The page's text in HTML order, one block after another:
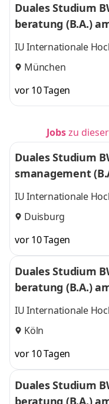
Duales Studium
beratung (B.A.)
IU Internationale
München
vor 10 Tagen
Jobszu
Duales Studium
smanagement
l
IU Internationale
Duisburg
vor 10 Tagen
Duales Studium
beratung (B.A.)
IU Internationale
Köln
vor 10 Tagen
Duales Studium
beratung (B.A.)